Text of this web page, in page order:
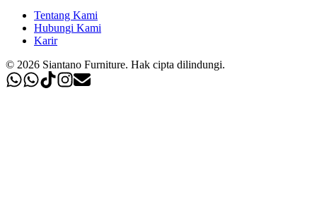
Tentang Kami
Hubungi Kami
Karir
© 2026 Siantano Furniture. Hak cipta dilindungi.